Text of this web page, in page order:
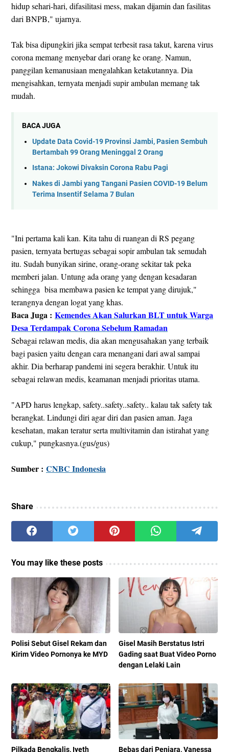
hidup sehari-hari, difasilitasi mess, makan dijamin dan fasilitas
dari BNPB," ujarnya.
Tak bisa dipungkiri jika sempat terbesit rasa takut, karena virus
corona memang menyebar dari orang ke orang. Namun,
panggilan kemanusiaan mengalahkan ketakutannya. Dia
mengisahkan, ternyata menjadi supir ambulan memang tak
mudah.
BACA JUGA
Update Data Covid-19 Provinsi Jambi, Pasien Sembuh
Bertambah 99 Orang Meninggal 2 Orang
Istana: Jokowi Divaksin Corona Rabu Pagi
Nakes di Jambi yang Tangani Pasien COVID-19 Belum
Terima Insentif Selama 7 Bulan
"Ini pertama kali kan. Kita tahu di ruangan di RS pegang
pasien, ternyata bertugas sebagai sopir ambulan tak semudah
itu. Sudah bunyikan sirine, orang-orang sekitar tak peka
memberi jalan. Untung ada orang yang dengan kesadaran
sehingga bisa membawa pasien ke tempat yang dirujuk,"
terangnya dengan logat yang khas.
Baca Juga : Kemendes Akan Salurkan BLT untuk Warga
Desa Terdampak Corona Sebelum Ramadan
Sebagai relawan medis, dia akan mengusahakan yang terbaik
bagi pasien yaitu dengan cara menangani dari awal sampai
akhir. Dia berharap pandemi ini segera berakhir. Untuk itu
sebagai relawan medis, keamanan menjadi prioritas utama.
"APD harus lengkap, safety..safety..safety.. kalau tak safety tak
berangkat. Lindungi diri agar diri dan pasien aman. Jaga
kesehatan, makan teratur serta multivitamin dan istirahat yang
cukup," pungkasnya.(gus/gus)
Sumber : CNBC Indonesia
Share
You may like these posts
Polisi Sebut Gisel Rekam dan
Kirim Video Pornonya ke MYD
Gisel Masih Berstatus Istri
Gading saat Buat Video Porno
dengan Lelaki Lain
Pilkada Bengkalis, Iyeth Bebas dari Penjara, Vanessa